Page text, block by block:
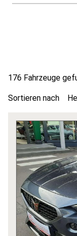
176 Fahrzeuge
Sortieren nach